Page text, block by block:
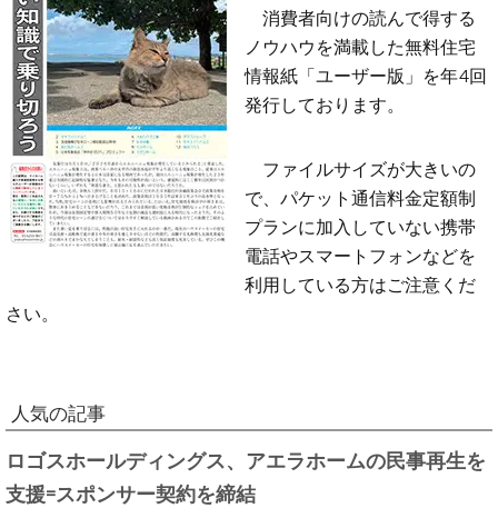
消費者向けの読んで得する
ノウハウを満載した無料住宅
情報紙「ユーザー版」を年4回
発行しております。
ファイルサイズが大きいの
で、パケット通信料金定額制
プランに加入していない携帯
電話やスマートフォンなどを
利用している方はご注意くだ
さい。
人気の記事
ロゴスホールディングス、アエラホームの民事再生を
支援=スポンサー契約を締結